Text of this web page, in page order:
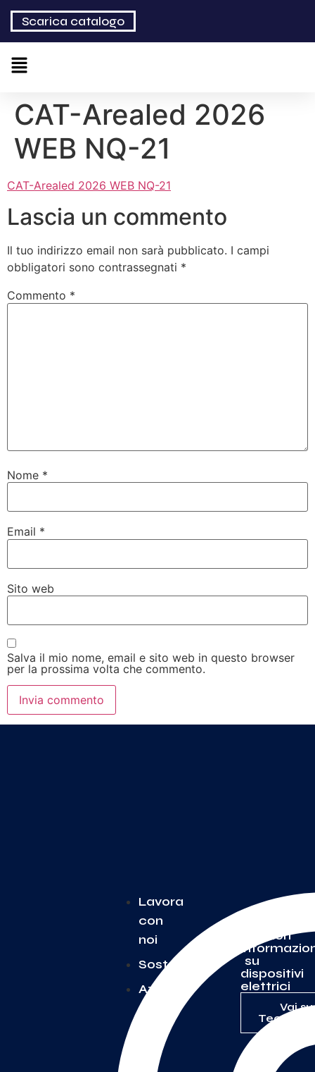
Scarica catalogo
CAT-Arealed 2026
WEB NQ-21
CAT-Arealed 2026 WEB NQ-21
Lascia un commento
Il tuo indirizzo email non sarà pubblicato. I campi
obbligatori sono contrassegnati *
Commento *
Nome *
Email *
Sito web
Salva il mio nome, email e sito web in questo browser
per la prossima volta che commento.
Lavora
con
noi
Sostenibilità
Azienda
Ulteriori
su
dispositivi
elettrici
Vai su